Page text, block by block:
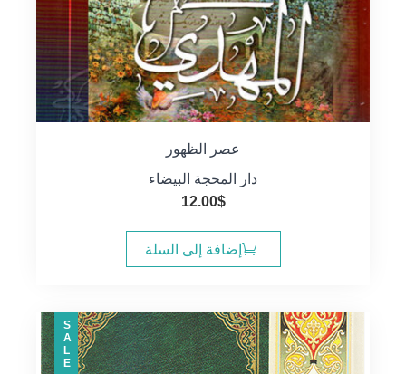
عصر الظهور
دار المحجة البيضاء
12.00$
إضافة إلى السلة
SALE